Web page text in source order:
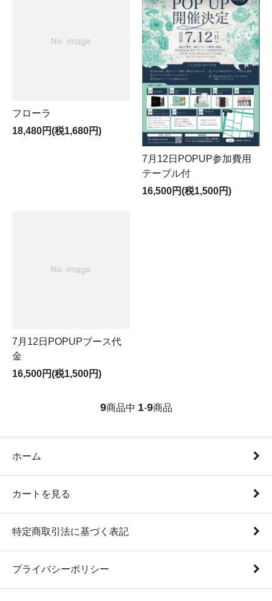
フローラ
18,480円(税1,680円)
7月12日POPUP参加費用
テーブル付
16,500円(税1,500円)
7月12日POPUPブース代
金
16,500円(税1,500円)
9商品中 1-9商品
ホーム
カートを見る
特定商取引法に基づく表記
プライバシーポリシー